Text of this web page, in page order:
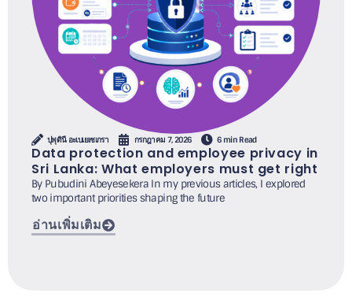
ปุพุดินี อะเบเยเซเกรา กรกฎาคม 7, 2026 6 min Read
Data protection and employee privacy in
Sri Lanka: What employers must get right
By Pubudini Abeyesekera In my previous articles, I explored
two important priorities shaping the future
อ่านเพิ่มเติม